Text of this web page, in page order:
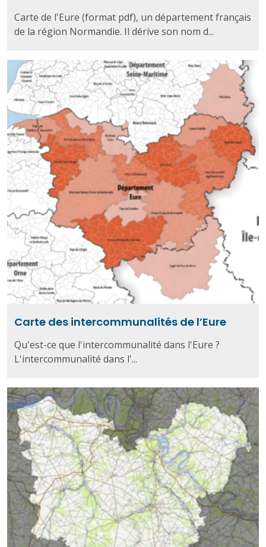
Carte de l'Eure (format pdf), un département français
de la région Normandie. Il dérive son nom d...
Carte des intercommunalités de l’Eure
Qu'est-ce que l'intercommunalité dans l'Eure ?
L'intercommunalité dans l'...